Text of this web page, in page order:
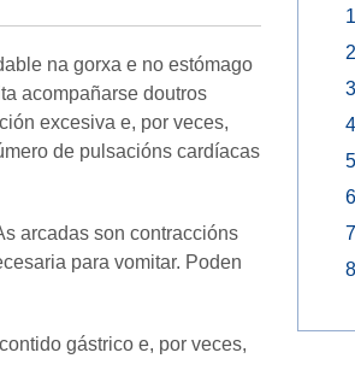
na gorxa e no estómago
acompañarse doutros
excesiva e, por veces,
de pulsacións cardíacas
arcadas son contraccións
para vomitar. Poden
gástrico e, por veces,